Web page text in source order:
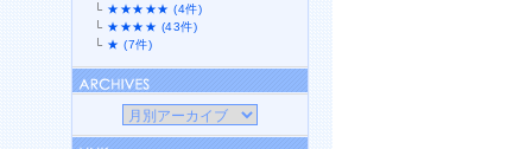
└ ★★★★★ (4件)
└ ★★★★ (43件)
└ ★ (7件)